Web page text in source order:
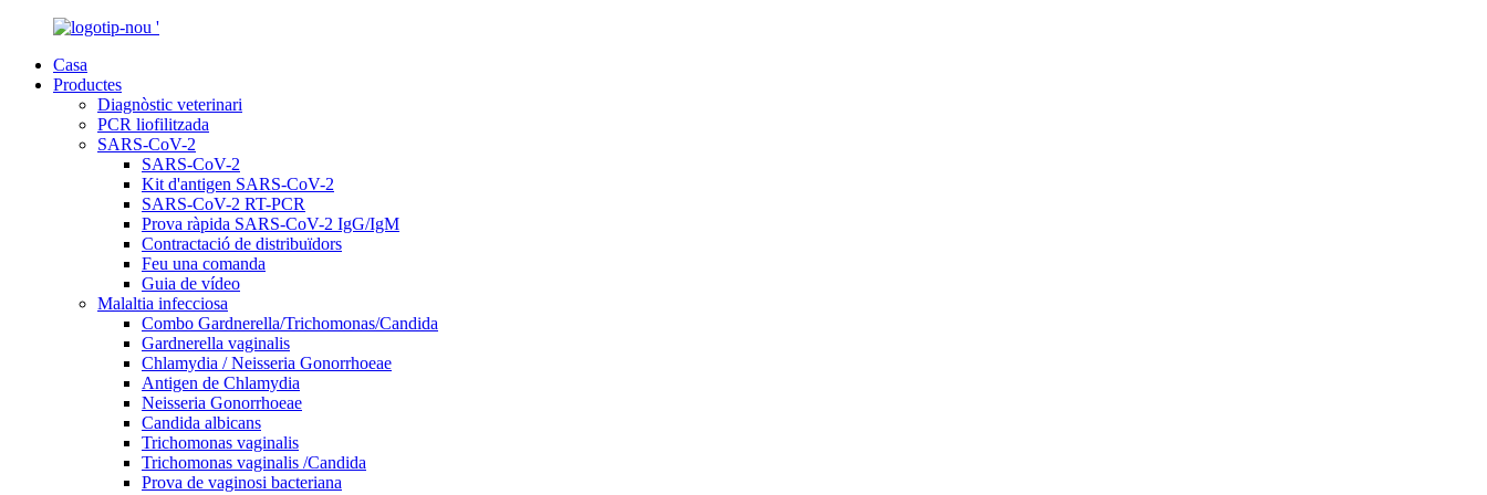
Casa
Productes
Diagnòstic veterinari
PCR liofilitzada
SARS-CoV-2
SARS-CoV-2
Kit d'antigen SARS-CoV-2
SARS-CoV-2 RT-PCR
Prova ràpida SARS-CoV-2 IgG/IgM
Contractació de distribuïdors
Feu una comanda
Guia de vídeo
Malaltia infecciosa
Combo Gardnerella/Trichomonas/Candida
Gardnerella vaginalis
Chlamydia / Neisseria Gonorrhoeae
Antigen de Chlamydia
Neisseria Gonorrhoeae
Candida albicans
Trichomonas vaginalis
Trichomonas vaginalis /Candida
Prova de vaginosi bacteriana